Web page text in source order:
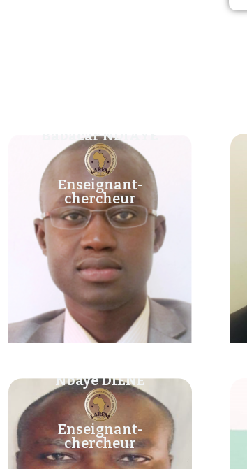
Babacar NDIAYE
Enseignant-
chercheur
Nbaye DIENE
Enseignant-
chercheur